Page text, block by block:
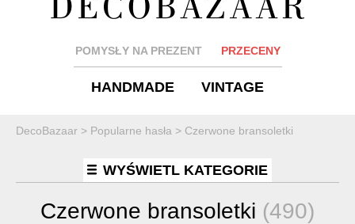
POMYSŁY NA PREZENT PRZECENY
HANDMADE VINTAGE
DecoBazaar > Popularne hasła > Czerwone bransoletki
WYŚWIETL KATEGORIE
Czerwone bransoletki (490)